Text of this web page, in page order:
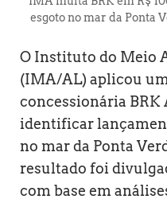
esgoto no mar da Ponta
O Instituto do Meio
(IMA/AL) aplicou
concessionária BRK
identificar
no mar da Ponta
resultado foi
com base em